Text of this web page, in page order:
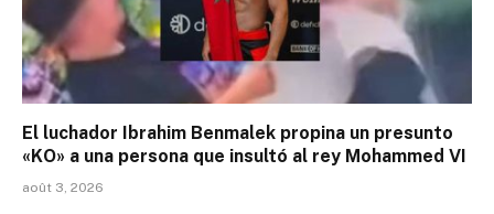
El luchador Ibrahim Benmalek propina un presunto
«KO» a una persona que insultó al rey Mohammed VI
août 3, 2026